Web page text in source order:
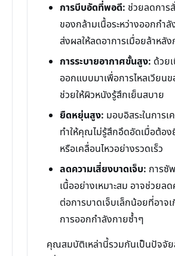
การบีบอัดที่พอดี: ช่วยลดการ
ของกล้ามเนื้อระหว่างออกกำ
ส่งผลให้ลดอาการเมื่อยล้าหลั
การระบายอากาศขั้นสูง: ด้วย
ออกแบบมาเพื่อการไหลเวียน
ช่วยให้ผิวหนังรู้สึกเย็นสบาย
ยืดหยุ่นสูง: มอบอิสระในการเ
ทำให้คุณไม่รู้สึกอึดอัดเมื่อต้อ
หรือเคลื่อนไหวอย่างรวดเร็ว
ลดความเสี่ยงบาดเจ็บ: การซั
เนื้ออย่างเหมาะสม อาจช่วยล
ต่อการบาดเจ็บเล็กน้อยที่อาจ
การออกกำลังกายซ้ำๆ
คุณสมบัติเหล่านี้รวมกันเป็นปัจจั